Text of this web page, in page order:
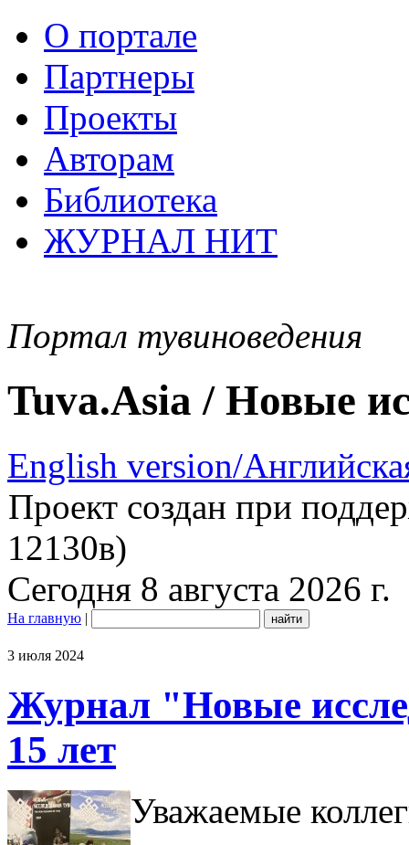
О портале
Партнеры
Проекты
Авторам
Библиотека
ЖУРНАЛ НИТ
Портал тувиноведения
Tuva.Asia / Новые
English version/
Проект создан при
12130в)
Сегодня 8 августа 2026 г.
На главную |
3 июля 2024
Журнал "Новые
15 лет
Уважаемые